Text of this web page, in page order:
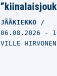
JÄÄKIEKKO
06.08.2026 -
VILLE HIRVONEN